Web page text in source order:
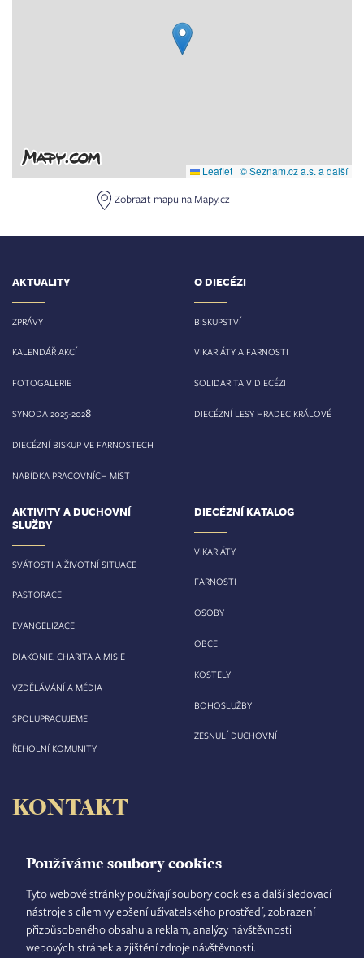
Používáme soubory cookies
Tyto webové stránky používají soubory cookies a další sledovací
nástroje s cílem vylepšení uživatelského prostředí, zobrazení
přizpůsobeného obsahu a reklam, analýzy návštěvnosti
webových stránek a zjištění zdroje návštěvnosti.
Leaflet | © Seznam.cz a.s. a další
Zobrazit mapu na Mapy.cz
AKTUALITY
ZPRÁVY
KALENDÁŘ AKCÍ
FOTOGALERIE
SYNODA 2025-2028
DIECÉZNÍ BISKUP VE FARNOSTECH
NABÍDKA PRACOVNÍCH MÍST
O DIECÉZI
BISKUPSTVÍ
VIKARIÁTY A FARNOSTI
SOLIDARITA V DIECÉZI
DIECÉZNÍ LESY HRADEC KRÁLOVÉ
AKTIVITY A DUCHOVNÍ
SLUŽBY
SVÁTOSTI A ŽIVOTNÍ SITUACE
PASTORACE
EVANGELIZACE
DIAKONIE, CHARITA A MISIE
VZDĚLÁVÁNÍ A MÉDIA
SPOLUPRACUJEME
ŘEHOLNÍ KOMUNITY
DIECÉZNÍ KATALOG
VIKARIÁTY
FARNOSTI
OSOBY
OBCE
KOSTELY
BOHOSLUŽBY
ZESNULÍ DUCHOVNÍ
KONTAKT
Velké náměstí 35/44
500 03 Hradec Králové
tel.: +420 495 063 611
IČO: 00 44 51 34
DIČ: CZ 00 44 51 34
Číslo účtu: 1006010044/5500